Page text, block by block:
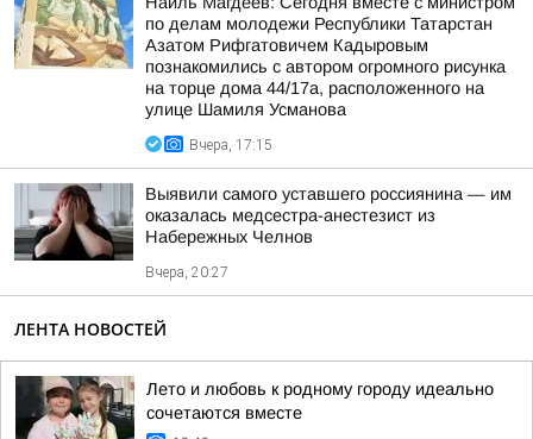
по делам молодежи Республики Татарстан
Азатом Рифгатовичем Кадыровым
познакомились с автором огромного рисунка
на торце дома 44/17а, расположенного на
улице Шамиля Усманова
Вчера, 17:15
Выявили самого уставшего россиянина — им
оказалась медсестра-анестезист из
Набережных Челнов
Вчера, 20:27
ЛЕНТА НОВОСТЕЙ
Лето и любовь к родному городу идеально
сочетаются вместе